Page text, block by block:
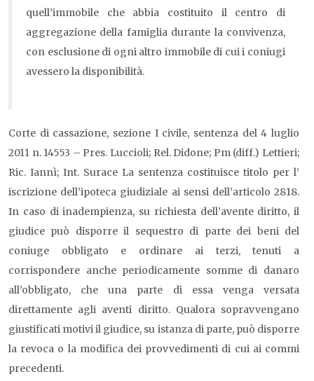
quell’immobile che abbia costituito il centro di
aggregazione della famiglia durante la convivenza,
con esclusione di ogni altro immobile di cui i coniugi
avessero la disponibilità.
Corte di cassazione, sezione I civile, sentenza del 4 luglio
2011 n. 14553 – Pres. Luccioli; Rel. Didone; Pm (diff.) Lettieri;
Ric. Iannì; Int. Surace La sentenza costituisce titolo per l’
iscrizione dell’ipoteca giudiziale ai sensi dell’articolo 2818.
In caso di inadempienza, su richiesta dell’avente diritto, il
giudice può disporre il sequestro di parte dei beni del
coniuge obbligato e ordinare ai terzi, tenuti a
corrispondere anche periodicamente somme di danaro
all’obbligato, che una parte di essa venga versata
direttamente agli aventi diritto. Qualora sopravvengano
giustificati motivi il giudice, su istanza di parte, può disporre
la revoca o la modifica dei provvedimenti di cui ai commi
precedenti.